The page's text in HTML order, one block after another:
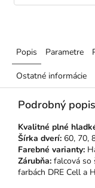
Popis Parametre
Ostatné informácie
Podrobný popis
Kvalitné plné
Šírka dverí: 60, 70,
Farebné varianty:
Zárubňa: falcová so
farbách DRE Cell a